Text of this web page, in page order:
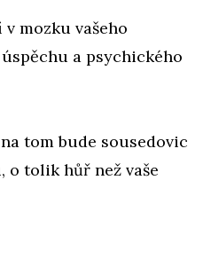
mozku vašeho
a psychického
tom bude sousedovic
o tolik hůř než vaše